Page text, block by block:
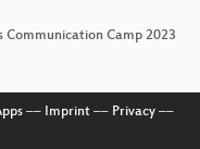
Communication Camp 2023
–– Imprint–– Privacy––